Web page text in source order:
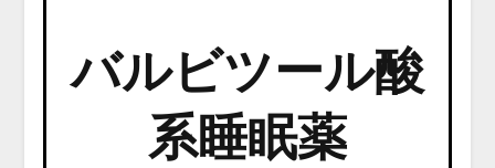
バルビツール酸
系睡眠薬